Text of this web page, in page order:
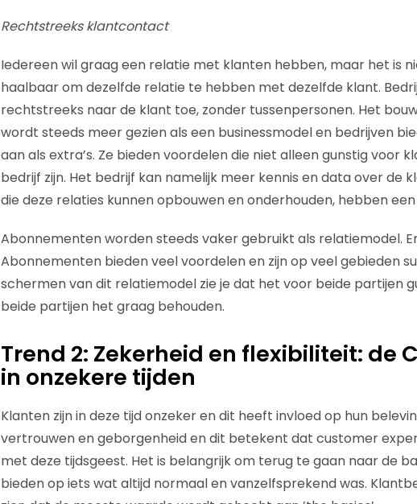
Rechtstreeks klantcontact
Iedereen wil graag een relatie met klanten hebben, maar het is
haalbaar om dezelfde relatie te hebben met dezelfde klant.
rechtstreeks naar de klant toe, zonder tussenpersonen. Het
wordt steeds meer gezien als een businessmodel en bedrijven
aan als extra’s. Ze bieden voordelen die niet alleen gunstig voor
bedrijf zijn. Het bedrijf kan namelijk meer kennis en data over de
die deze relaties kunnen opbouwen en onderhouden, hebben
Abonnementen worden steeds vaker gebruikt als relatiemodel.
Abonnementen bieden veel voordelen en zijn op veel gebieden
schermen van dit relatiemodel zie je dat het voor beide partijen
beide partijen het graag behouden.
Trend 2: Zekerheid en flexibiliteit: de
in onzekere tijden
Klanten zijn in deze tijd onzeker en dit heeft invloed op hun
vertrouwen en geborgenheid en dit betekent dat customer
met deze tijdsgeest. Het is belangrijk om terug te gaan naar de
bieden op iets wat altijd normaal en vanzelfsprekend was.